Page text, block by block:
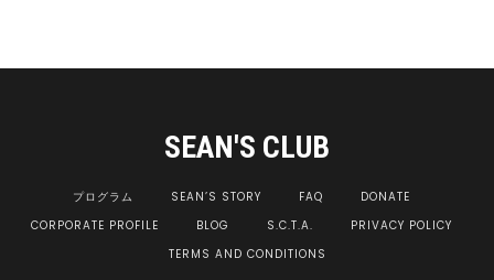
SEAN'S CLUB
プログラム SEAN’S STORY FAQ
DONATE
CORPORATE PROFILE
BLOG S.C.T.A.
PRIVACY POLICY
TERMS AND CONDITIONS